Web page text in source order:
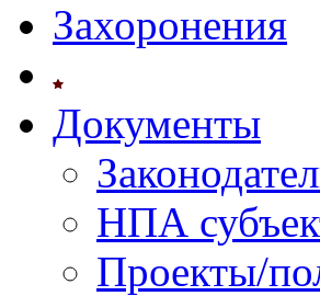
Захоронения
Документы
НПА
Проекты/